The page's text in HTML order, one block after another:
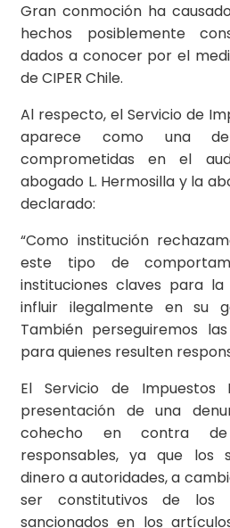
Gran conmoción ha
hechos posiblemente
dados a conocer por el
de CIPER Chile.
Al respecto, el Servicio de
aparece como una
comprometidas en el
abogado L. Hermosilla y la
declarado:
“Como institución
este tipo de
instituciones claves para
influir ilegalmente en su
También perseguiremos
para quienes resulten
El Servicio de Impuestos
presentación de una
cohecho en contra de
responsables, ya que los
dinero a autoridades, a
ser constitutivos de los
sancionados en los